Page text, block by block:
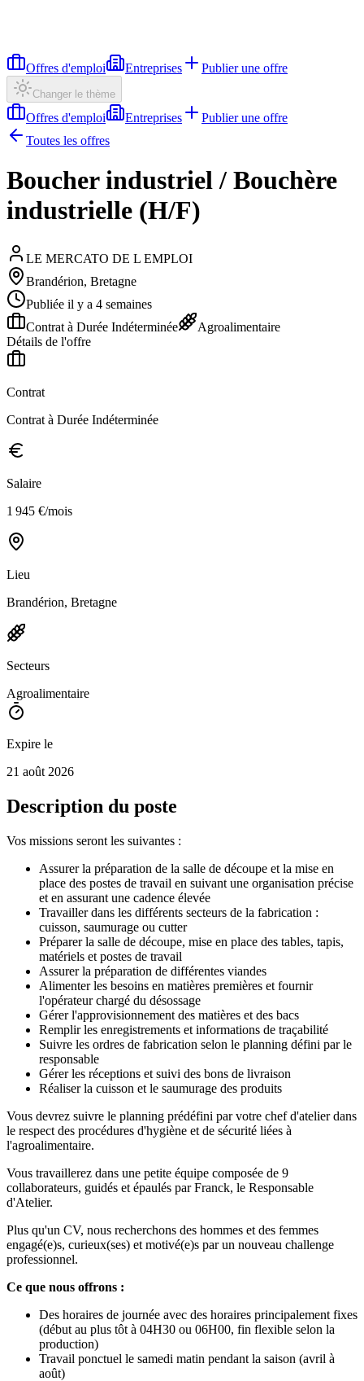
Offres d'emploi Entreprises Publier une offre
Changer le thème
Offres d'emploi Entreprises
Publier une offre
Toutes les offres
Boucher industriel / Bouchère
industrielle (H/F)
LE MERCATO DE L EMPLOI
Brandérion, Bretagne
Publiée il y a 4 semaines
Contrat à Durée Indéterminée
Agroalimentaire
Détails de l'offre
Contrat
Contrat à Durée Indéterminée
Salaire
1 945 €/mois
Lieu
Brandérion, Bretagne
Secteurs
Agroalimentaire
Expire le
21 août 2026
Description du poste
Vos missions seront les suivantes :
Assurer la préparation de la salle de découpe et la mise en
place des postes de travail en suivant une organisation précise
et en assurant une cadence élevée
Travailler dans les différents secteurs de la fabrication :
cuisson, saumurage ou cutter
Préparer la salle de découpe, mise en place des tables, tapis,
matériels et postes de travail
Assurer la préparation de différentes viandes
Alimenter les besoins en matières premières et fournir
l'opérateur chargé du désossage
Gérer l'approvisionnement des matières et des bacs
Remplir les enregistrements et informations de traçabilité
Suivre les ordres de fabrication selon le planning défini par le
responsable
Gérer les réceptions et suivi des bons de livraison
Réaliser la cuisson et le saumurage des produits
Vous devrez suivre le planning prédéfini par votre chef d'atelier dans
le respect des procédures d'hygiène et de sécurité liées à
l'agroalimentaire.
Vous travaillerez dans une petite équipe composée de 9
collaborateurs, guidés et épaulés par Franck, le Responsable
d'Atelier.
Plus qu'un CV, nous recherchons des hommes et des femmes
engagé(e)s, curieux(ses) et motivé(e)s par un nouveau challenge
professionnel.
Ce que nous offrons :
Des horaires de journée avec des horaires principalement fixes
(début au plus tôt à 04H30 ou 06H00, fin flexible selon la
production)
Travail ponctuel le samedi matin pendant la saison (avril à
août)